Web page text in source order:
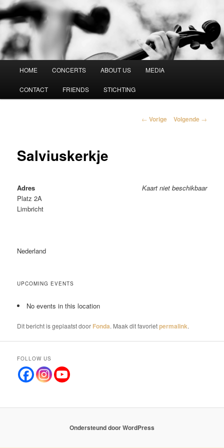
Vespucci Kwartet
Spring
naar
inhoud
HOME CONCERTS ABOUT US MEDIA
CONTACT FRIENDS STICHTING
Berichtnavigatie
← Vorige Volgende →
Salviuskerkje
Kaart niet beschikbaar
Adres
Platz 2A
Limbricht
Nederland
UPCOMING EVENTS
No events in this location
Dit bericht is geplaatst door Fonda. Maak dit favorietpermalink.
FOLLOW US
Ondersteund door WordPress